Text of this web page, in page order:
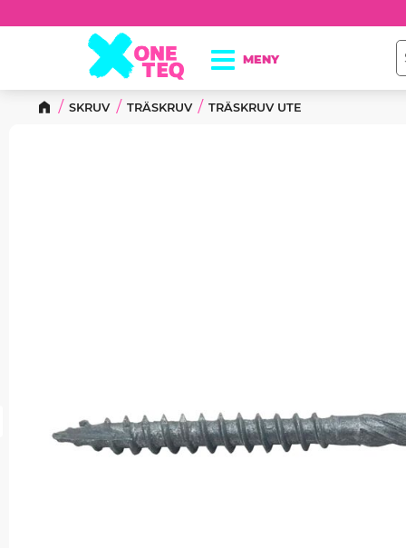
SKRUV TRÄSKRUV TRÄSKRUV UTE